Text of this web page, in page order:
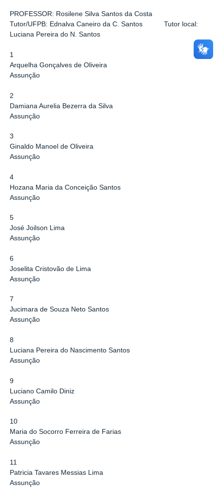
PROFESSOR: Rosilene Silva Santos da Costa
Tutor/UFPB: Ednalva Caneiro da C. Santos Tutor local:
Luciana Pereira do N. Santos
1
Arquelha Gonçalves de Oliveira
Assunção
2
Damiana Aurelia Bezerra da Silva
Assunção
3
Ginaldo Manoel de Oliveira
Assunção
4
Hozana Maria da Conceição Santos
Assunção
5
José Joilson Lima
Assunção
6
Joselita Cristovão de Lima
Assunção
7
Jucimara de Souza Neto Santos
Assunção
8
Luciana Pereira do Nascimento Santos
Assunção
9
Luciano Camilo Diniz
Assunção
10
Maria do Socorro Ferreira de Farias
Assunção
11
Patricia Tavares Messias Lima
Assunção